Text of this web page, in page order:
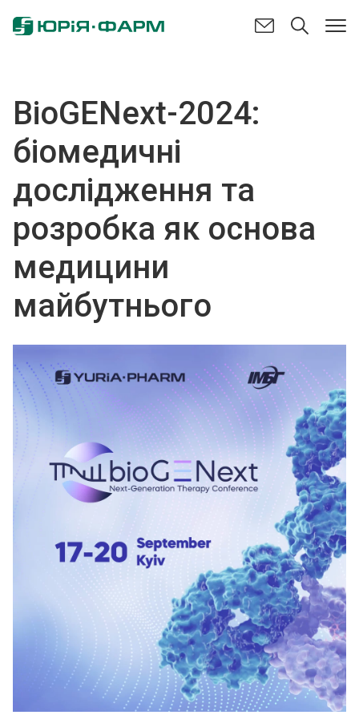
BіoGENext-2024:
біомедичні
дослідження та
розробка як основа
медицини
майбутнього